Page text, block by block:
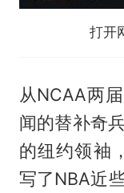
打开
从NCAA两
闻的替补奇
的纽约领袖
写了NBA近